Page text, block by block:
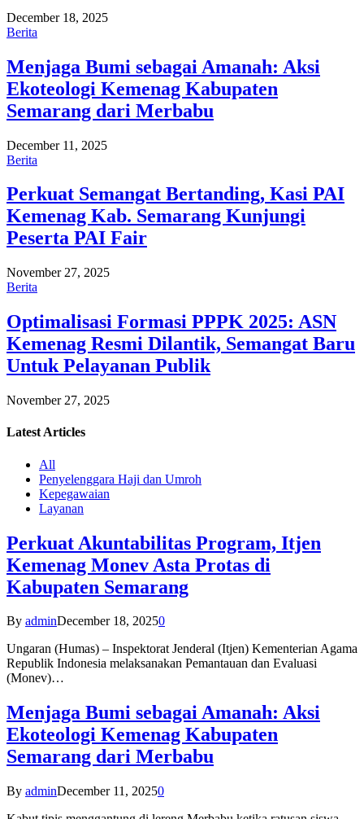
December 18, 2025
Berita
Menjaga Bumi sebagai Amanah: Aksi
Ekoteologi Kemenag Kabupaten
Semarang dari Merbabu
December 11, 2025
Berita
Perkuat Semangat Bertanding, Kasi PAI
Kemenag Kab. Semarang Kunjungi
Peserta PAI Fair
November 27, 2025
Berita
Optimalisasi Formasi PPPK 2025: ASN
Kemenag Resmi Dilantik, Semangat Baru
Untuk Pelayanan Publik
November 27, 2025
Latest Articles
All
Penyelenggara Haji dan Umroh
Kepegawaian
Layanan
Perkuat Akuntabilitas Program, Itjen
Kemenag Monev Asta Protas di
Kabupaten Semarang
By adminDecember 18, 20250
Ungaran (Humas) – Inspektorat Jenderal (Itjen) Kementerian Agama
Republik Indonesia melaksanakan Pemantauan dan Evaluasi
(Monev)…
Menjaga Bumi sebagai Amanah: Aksi
Ekoteologi Kemenag Kabupaten
Semarang dari Merbabu
By adminDecember 11, 20250